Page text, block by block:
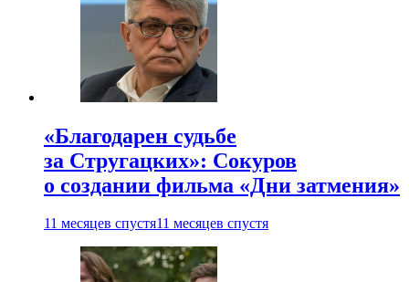
«Благодарен судьбе
за Стругацких»: Сокуров
о создании фильма «Дни затмения»
11 месяцев спустя11 месяцев спустя